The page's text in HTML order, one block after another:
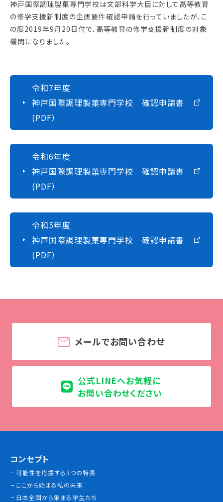
神戸国際調理製菓専門学校は文部科学大臣に対して高等教育
の修学支援新制度の企画要件確認申請を行っていましたが、こ
の度2019年9月20日付で、高等教育の修学支援新制度の対象
機関になりました。
令和7年度
神戸国際調理製菓専門学校 確認申請書
(PDF）
令和6年度
神戸国際調理製菓専門学校 確認申請書
(PDF）
令和5年度
神戸国際調理製菓専門学校 確認申請書
(PDF）
メールでお問い合わせ
公式LINEへお気軽に
お問い合わせください
コンセプト
可能性を応援する3つの特長
ここから始まる私の未来
日本全国から集まる学生たち